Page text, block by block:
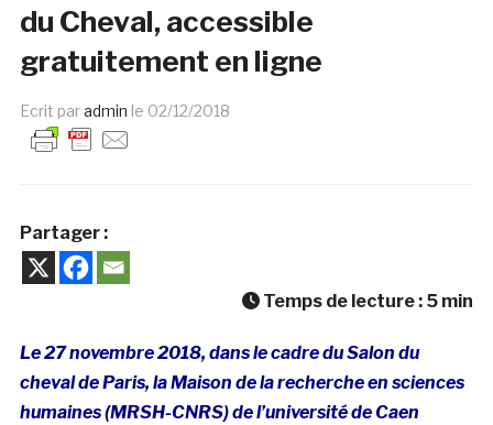
du Cheval, accessible
gratuitement en ligne
Ecrit paradmin le 02/12/2018
Partager :
Temps de lecture : 5 min
Le 27 novembre 2018, dans le cadre du Salon du
cheval de Paris, la Maison de la recherche en sciences
humaines (MRSH-CNRS) de l’université de Caen